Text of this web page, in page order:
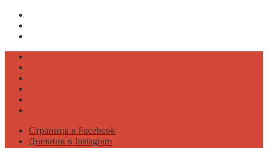
Страница в Facebook
Дневник в Instagram